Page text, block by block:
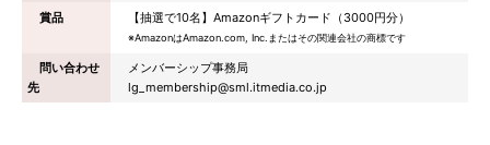
賞品
【抽選で10名】Amazonギフトカード（3000円分）
※AmazonはAmazon.com, Inc.またはその関連会社の商標です
問い合わせ
先
メンバーシップ事務局
lg_membership@sml.itmedia.co.jp